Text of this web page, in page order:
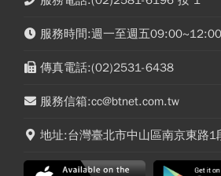
服務時間:週一至週五
傳真電話:(02)2531-6438
服務信箱:cc@btnet.com.tw
地址:台灣臺北市中山區南京東路